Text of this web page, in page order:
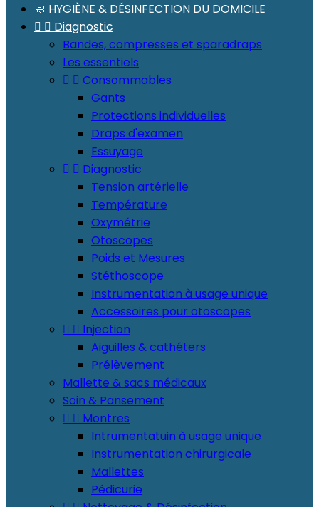
🧼 HYGIÈNE & DÉSINFECTION DU DOMICILE
  Diagnostic
Bandes, compresses et sparadraps
Les essentiels
  Consommables
Gants
Protections individuelles
Draps d'examen
Essuyage
  Diagnostic
Tension artérielle
Température
Oxymétrie
Otoscopes
Poids et Mesures
Stéthoscope
Instrumentation à usage unique
Accessoires pour otoscopes
  Injection
Aiguilles & cathéters
Prélèvement
Mallette & sacs médicaux
Soin & Pansement
  Montres
Intrumentatuin à usage unique
Instrumentation chirurgicale
Mallettes
Pédicurie